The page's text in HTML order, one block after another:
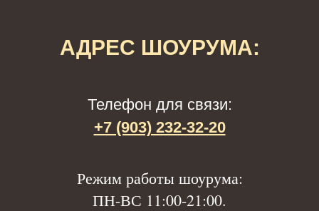
АДРЕС ШОУРУМА:
Телефон для связи:
+7 (903) 232-32-20
Режим работы шоурума:
ПН-ВС 11:00-21:00.